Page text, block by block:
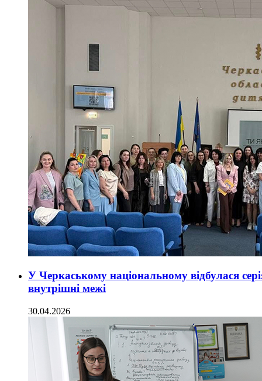
У Черкаському національному відбулася
внутрішні межі
30.04.2026